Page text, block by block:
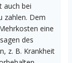
auch bei
zahlen. Dem
eine
des
z. B. Krankheit